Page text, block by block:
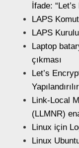
İfade:
LAPS
LAPS
Laptop
çıkması
Let’s
Yapılandırılır
Link-Local
(LLMNR)
Linux için
Linux